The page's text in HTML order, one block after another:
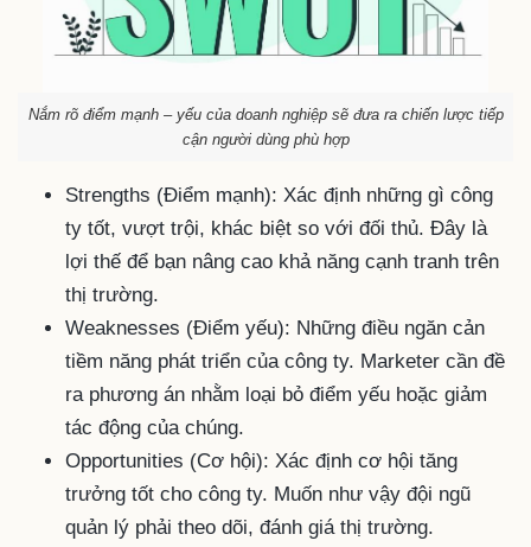
Nắm rõ điểm mạnh – yếu của doanh nghiệp sẽ đưa ra chiến lược tiếp
cận người dùng phù hợp
Strengths (Điểm mạnh): Xác định những gì công
ty tốt, vượt trội, khác biệt so với đối thủ. Đây là
lợi thế để bạn nâng cao khả năng cạnh tranh trên
thị trường.
Weaknesses (Điểm yếu): Những điều ngăn cản
tiềm năng phát triển của công ty. Marketer cần đề
ra phương án nhằm loại bỏ điểm yếu hoặc giảm
tác động của chúng.
Opportunities (Cơ hội): Xác định cơ hội tăng
trưởng tốt cho công ty. Muốn như vậy đội ngũ
quản lý phải theo dõi, đánh giá thị trường.